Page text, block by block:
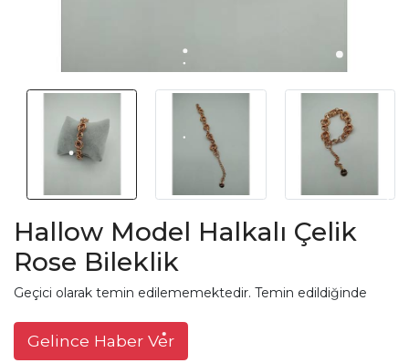
Hallow Model Halkalı Çelik
Rose Bileklik
Geçici olarak temin edilememektedir. Temin edildiğinde
Gelince Haber Ver